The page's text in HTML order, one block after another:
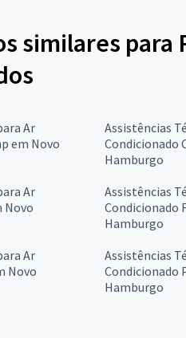
similares para
Ar
em Novo
Assistências
Condicionado
Hamburgo
Ar
Novo
Assistências
Condicionado
Hamburgo
Ar
Novo
Assistências
Condicionado
Hamburgo